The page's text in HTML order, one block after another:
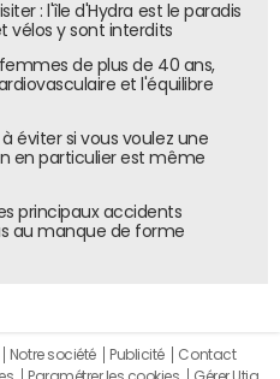
: l'île d'Hydra est le paradis
vélos y sont interdits
femmes de plus de 40 ans,
et l'équilibre
éviter si vous voulez une
en particulier est même
principaux accidents
au manque de forme
Notre société Publicité
Contact